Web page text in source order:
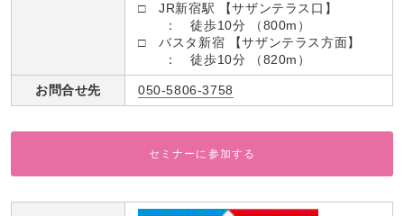
□ JR新宿駅 【サザンテラス口】
： 徒歩10分 （800m）
□ バスタ新宿 【サザンテラス方面】
： 徒歩10分 （820m）
お問合せ先 050-5806-3758
セミナーに参加する